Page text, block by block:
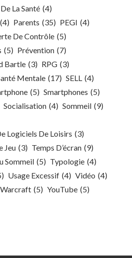
La Santé (4)
(4) Parents (35) PEGI (4)
De Contrôle (5)
(5) Prévention (7)
Bartle (3) RPG (3)
Mentale (17) SELL (4)
(5) Smartphones (5)
Socialisation (4) Sommeil (9)
Logiciels De Loisirs (3)
Jeu (3) Temps D’écran (9)
Sommeil (5) Typologie (4)
Usage Excessif (4) Vidéo (4)
(5) YouTube (5)